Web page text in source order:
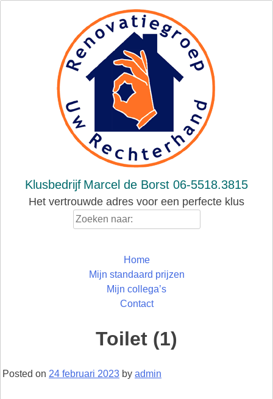
Klusbedrijf Marcel de Borst 06-5518.3815
Het vertrouwde adres voor een perfecte klus
Home
Mijn standaard prijzen
Mijn collega’s
Contact
Toilet (1)
Posted on 24 februari 2023 by admin